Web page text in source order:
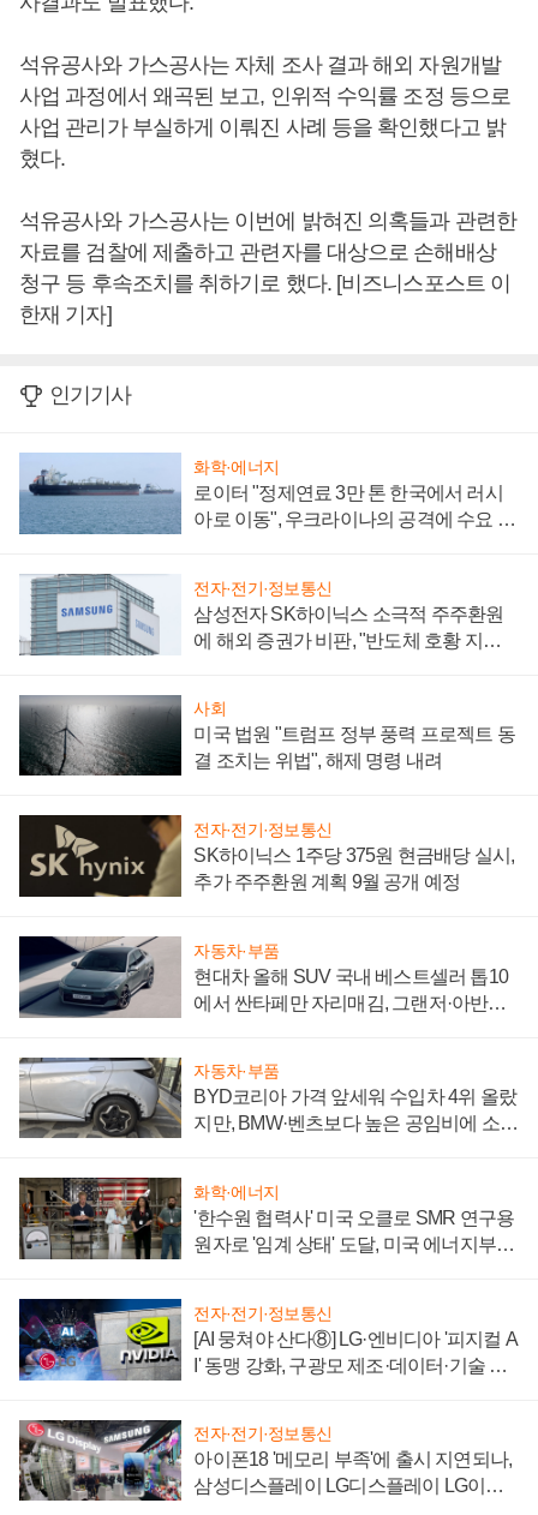
석유공사와 가스공사는 자체 조사 결과 해외 자원개발
사업 과정에서 왜곡된 보고, 인위적 수익률 조정 등으로
사업 관리가 부실하게 이뤄진 사례 등을 확인했다고 밝
혔다.
석유공사와 가스공사는 이번에 밝혀진 의혹들과 관련한
자료를 검찰에 제출하고 관련자를 대상으로 손해배상
청구 등 후속조치를 취하기로 했다. [비즈니스포스트 이
한재 기자]
인기기사
화학·에너지
로이터 "정제연료 3만 톤 한국에서 러시
아로 이동", 우크라이나의 공격에 수요 늘
전자·전기·정보통신
삼성전자 SK하이닉스 소극적 주주환원
에 해외 증권가 비판, "반도체 호황 지속
사회
미국 법원 "트럼프 정부 풍력 프로젝트 동
결 조치는 위법", 해제 명령 내려
전자·전기·정보통신
SK하이닉스 1주당 375원 현금배당 실시,
추가 주주환원 계획 9월 공개 예정
자동차·부품
현대차 올해 SUV 국내 베스트셀러 톱10
에서 싼타페만 자리매김, 그랜저·아반떼
자동차·부품
BYD코리아 가격 앞세워 수입차 4위 올랐
지만, BMW·벤츠보다 높은 공임비에 소비
화학·에너지
'한수원 협력사' 미국 오클로 SMR 연구용
원자로 '임계 상태' 도달, 미국 에너지부
전자·전기·정보통신
[AI 뭉쳐야 산다⑧] LG·엔비디아 '피지컬 A
I' 동맹 강화, 구광모 제조·데이터·기술 결
전자·전기·정보통신
아이폰18 '메모리 부족'에 출시 지연되나,
삼성디스플레이 LG디스플레이 LG이노